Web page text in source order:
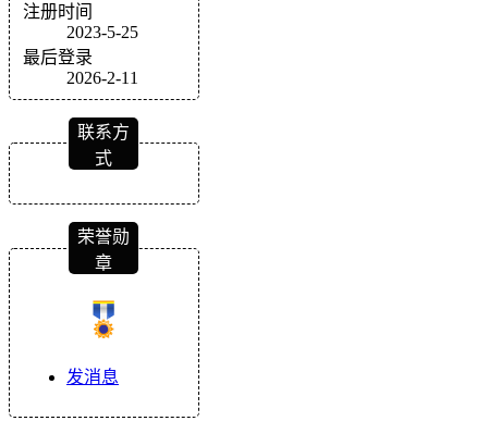
注册时间
2023-5-25
最后登录
2026-2-11
联系方
式
荣誉勋
章
发消息